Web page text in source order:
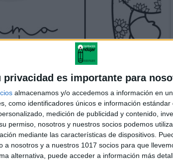
privacidad es importante para
almacenamos y/o accedemos a información en
como identificadores únicos e información
medición de publicidad y contenido,
permiso, nosotros y nuestros socios podemos
mediante las características de dispositivos.
a nosotros y a nuestros 1017 socios para que
alternativa, puede acceder a información más